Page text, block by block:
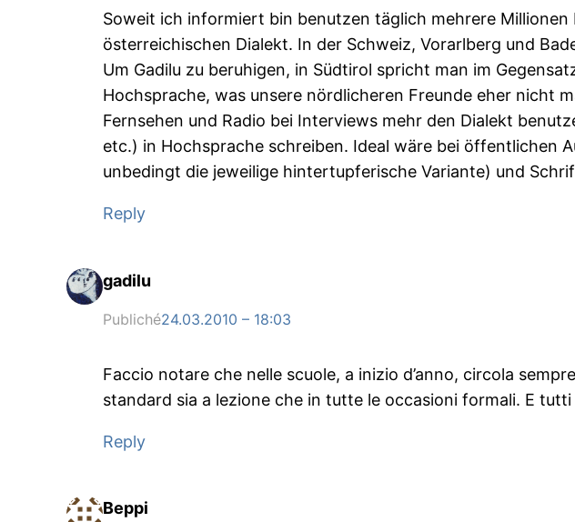
Soweit ich informiert bin benutzen täglich mehrere
österreichischen Dialekt. In der Schweiz, Vorarlberg und
Um Gadilu zu beruhigen, in Südtirol spricht man im
Hochsprache, was unsere nördlicheren Freunde eher nicht
Fernsehen und Radio bei Interviews mehr den Dialekt
etc.) in Hochsprache schreiben. Ideal wäre bei öffentlichen
unbedingt die jeweilige hintertupferische Variante) und
Reply
gadilu
Publiché24.03.2010 – 18:03
Faccio notare che nelle scuole, a inizio d’anno, circola
standard sia a lezione che in tutte le occasioni formali. E
Reply
Beppi